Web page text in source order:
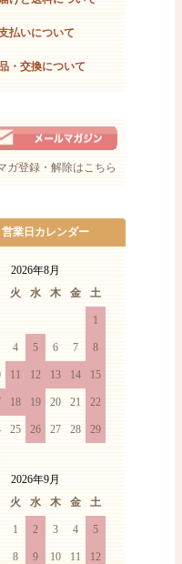
払いについて
・交換について
ガ登録・解除はこちら
営業日カレンダー
2026年8月
火 水 木 金 土
1
4 5 6 7 8
11 12 13 14 15
18 19 20 21 22
25 26 27 28 29
2026年9月
火 水 木 金 土
1 2 3 4 5
8 9 10 11 12